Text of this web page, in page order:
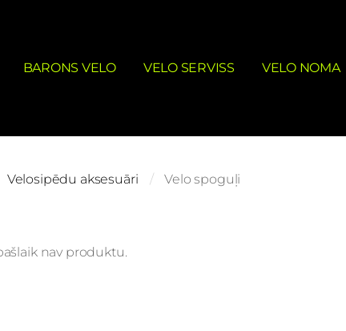
BARONS VELO VELO SERVISS VELO NOMA
Velosipēdu aksesuāri Velo spoguļi
nav produktu.